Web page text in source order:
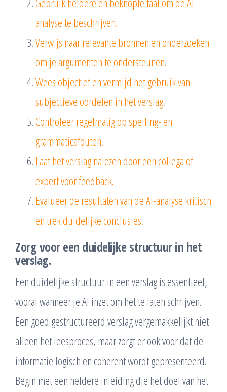
analyse te beschrijven.
Verwijs naar relevante bronnen en onderzoeken
om je argumenten te ondersteunen.
Wees objectief en vermijd het gebruik van
subjectieve oordelen in het verslag.
Controleer regelmatig op spelling- en
grammaticafouten.
Laat het verslag nalezen door een collega of
expert voor feedback.
Evalueer de resultaten van de AI-analyse kritisch
en trek duidelijke conclusies.
Zorg voor een duidelijke structuur in het
verslag.
Een duidelijke structuur in een verslag is essentieel,
vooral wanneer je AI inzet om het te laten schrijven.
Een goed gestructureerd verslag vergemakkelijkt niet
alleen het leesproces, maar zorgt er ook voor dat de
informatie logisch en coherent wordt gepresenteerd.
Begin met een heldere inleiding die het doel van het